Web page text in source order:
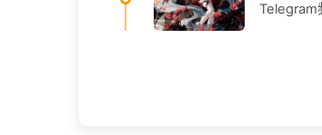
Telegram